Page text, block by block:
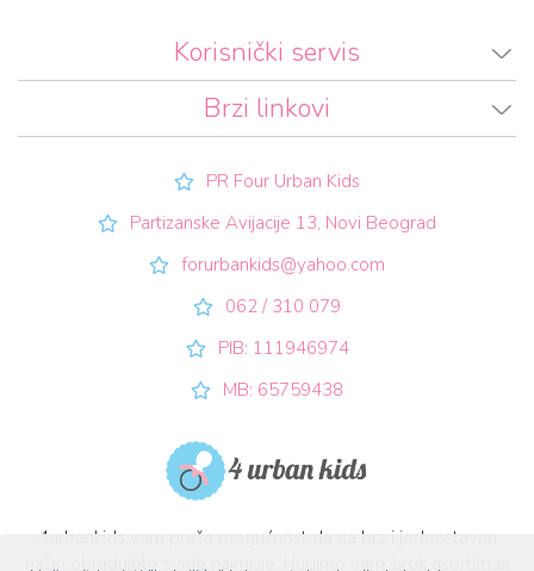
Korisnički servis
Brzi linkovi
PR Four Urban Kids
Partizanske Avijacije 13, Novi Beograd
forurbankids@yahoo.com
062 / 310 079
PIB: 111946974
MB: 65759438
4urbankids vam pruža mogućnost da na brz i jednostavan
način obradujete svoje najmilije. Nudimo vam širok asortiman